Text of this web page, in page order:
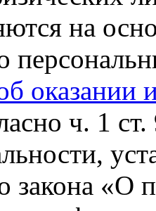
на
оказании
ч. 1
закона «О